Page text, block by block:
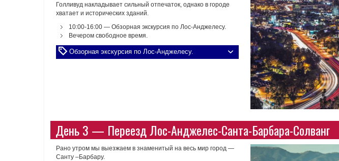
Голливуд накладывает сильный отпечаток, однако в городе
хватает и исторических зданий.
10:00-16:00 — Обзорная экскурсия по Лос-Анджелесу.
Вечером свободное время.
Обзорная экскурсия по Лос-Анджелесу.
День 3 — Переезд Лос-Анджелес-Санта-Барбара-Солванг
Рано утром мы выезжаем в знаменитый на весь мир город —
Санту –Барбару.